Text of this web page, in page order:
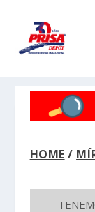
HOME /